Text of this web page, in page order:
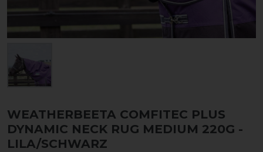
WEATHERBEETA COMFITEC PLUS
DYNAMIC NECK RUG MEDIUM 220G -
LILA/SCHWARZ